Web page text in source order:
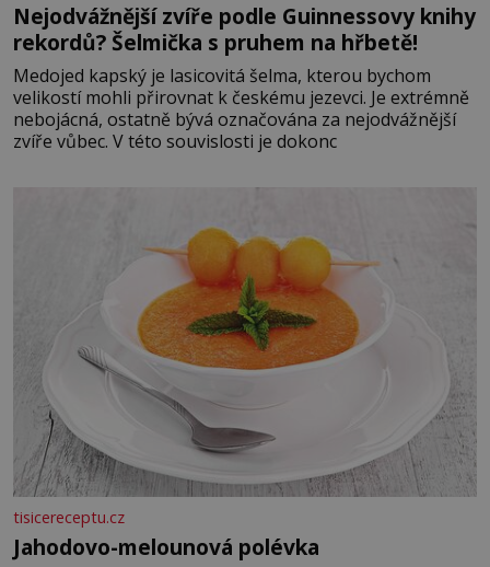
Nejodvážnější zvíře podle Guinnessovy knihy
rekordů? Šelmička s pruhem na hřbetě!
Medojed kapský je lasicovitá šelma, kterou bychom
velikostí mohli přirovnat k českému jezevci. Je extrémně
nebojácná, ostatně bývá označována za nejodvážnější
zvíře vůbec. V této souvislosti je dokonc
tisicereceptu.cz
Jahodovo-melounová polévka